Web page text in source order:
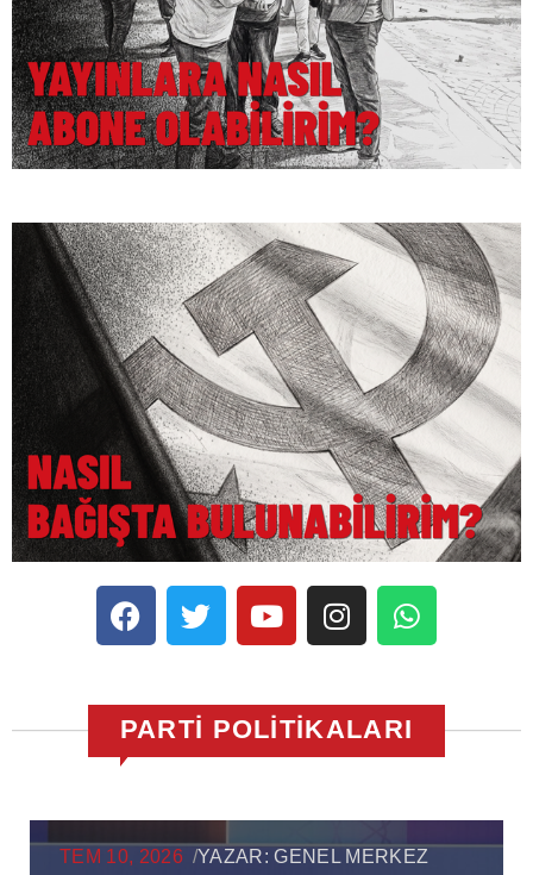
PARTİ POLİTİKALARI
TEM 10, 2026 /YAZAR:GENEL MERKEZ